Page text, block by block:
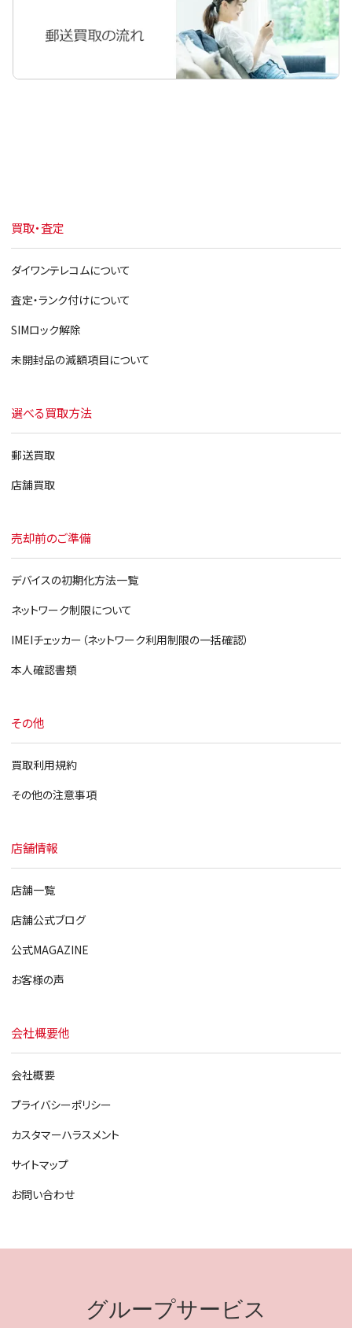
iPhoneXS
iPhone6s
iPhone6 Plus
iPhone6
iPhoneSE
iPhone5s
iPhone5
買取・査定
ダイワンテレコムについて
査定・ランク付けについて
SIMロック解除
未開封品の減額項目について
選べる買取方法
郵送買取
店舗買取
売却前のご準備
デバイスの初期化方法一覧
ネットワーク制限について
IMEIチェッカー（ネットワーク利用制限の一括確認）
本人確認書類
その他
買取利用規約
その他の注意事項
店舗情報
店舗一覧
店舗公式ブログ
公式MAGAZINE
お客様の声
会社概要他
会社概要
プライバシーポリシー
カスタマーハラスメント
サイトマップ
お問い合わせ
グループサービス